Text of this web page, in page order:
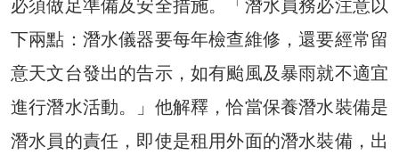
必須做足準備及安全措施。「潛水員務必注意以
下兩點：潛水儀器要每年檢查維修，還要經常留
意天文台發出的告示，如有颱風及暴雨就不適宜
進行潛水活動。」他解釋，恰當保養潛水裝備是
潛水員的責任，即使是租用外面的潛水裝備，出